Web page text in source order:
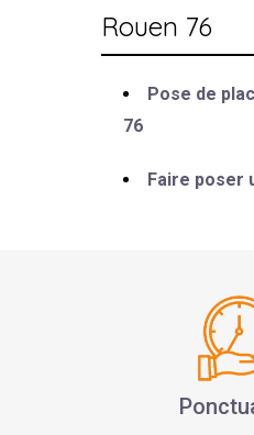
Rouen 76
Pose de
76
Faire poser